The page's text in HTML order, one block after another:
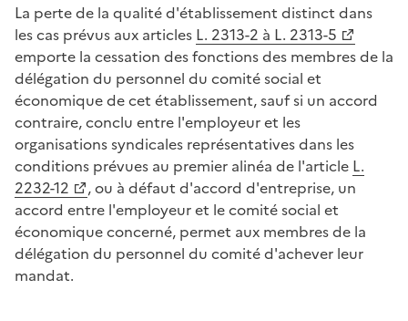
La perte de la qualité d'établissement distinct dans
les cas prévus aux articles L. 2313-2 à L. 2313-5
emporte la cessation des fonctions des membres de la
délégation du personnel du comité social et
économique de cet établissement, sauf si un accord
contraire, conclu entre l'employeur et les
organisations syndicales représentatives dans les
conditions prévues au premier alinéa de l'article L.
2232-12
, ou à défaut d'accord d'entreprise, un
accord entre l'employeur et le comité social et
économique concerné, permet aux membres de la
délégation du personnel du comité d'achever leur
mandat.